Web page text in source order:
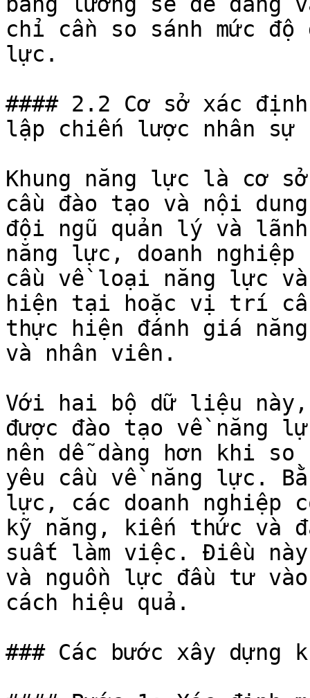
chỉ cần so sánh mức độ
lực.
#### 2.2 Cơ sở xác
lập chiến lược nhân sự
Khung năng lực là cơ
cầu đào tạo và nội
đội ngũ quản lý và
năng lực, doanh
cầu về loại năng lực
hiện tại hoặc vị trí
thực hiện đánh giá
và nhân viên.
Với hai bộ dữ liệu
được đào tạo về năng
nên dễ dàng hơn khi so
yêu cầu về năng lực.
lực, các doanh nghiệp
kỹ năng, kiến thức và
suất làm việc. Điều
và nguồn lực đầu tư
cách hiệu quả.
### Các bước xây dựng